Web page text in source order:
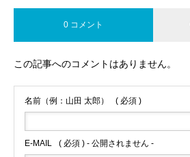
0 コメント
この記事へのコメントはありません。
名前（例：山田 太郎） ( 必須 )
E-MAIL ( 必須 ) - 公開されません -